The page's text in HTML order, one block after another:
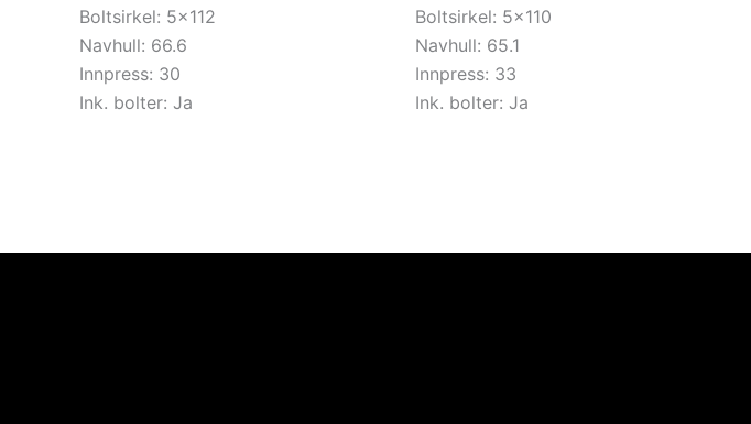
Boltsirkel: 5×112
Navhull: 66.6
Innpress: 30
Ink. bolter: Ja
Boltsirkel: 5×110
Navhull: 65.1
Innpress: 33
Ink. bolter: Ja